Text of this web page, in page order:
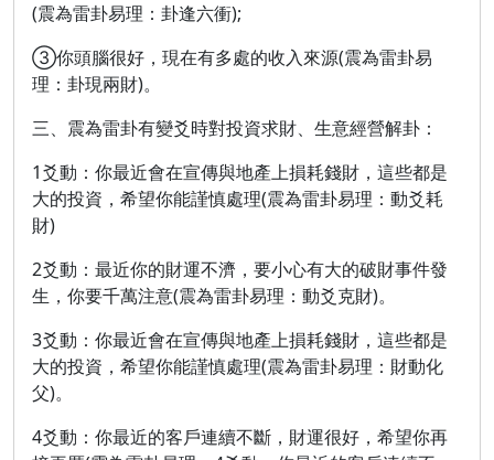
(震為雷卦易理：卦逢六衝);
③你頭腦很好，現在有多處的收入來源(震為雷卦易
理：卦現兩財)。
三、震為雷卦有變爻時對投資求財、生意經營解卦：
1爻動：你最近會在宣傳與地產上損耗錢財，這些都是
大的投資，希望你能謹慎處理(震為雷卦易理：動爻耗
財)
2爻動：最近你的財運不濟，要小心有大的破財事件發
生，你要千萬注意(震為雷卦易理：動爻克財)。
3爻動：你最近會在宣傳與地產上損耗錢財，這些都是
大的投資，希望你能謹慎處理(震為雷卦易理：財動化
父)。
4爻動：你最近的客戶連續不斷，財運很好，希望你再